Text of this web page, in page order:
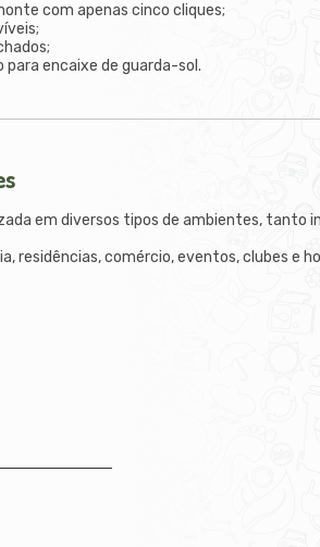
com apenas cinco cliques;
para encaixe de guarda-sol.
em diversos tipos de ambientes, tanto
residências, comércio, eventos, clubes e